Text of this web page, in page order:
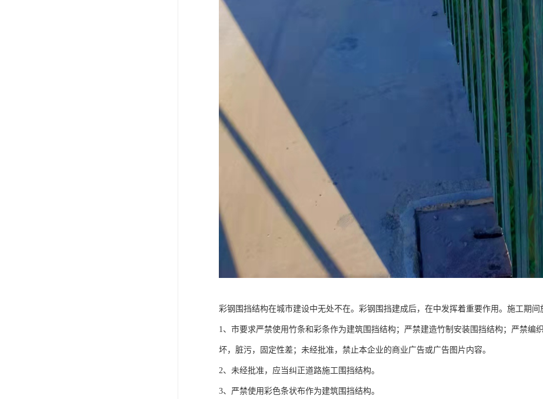
彩钢围挡结构在城市建设中无处不在。彩钢围挡建成后，在中发挥着重要作用。施工期
1、市要求严禁使用竹条和彩条作为建筑围挡结构；严禁建造竹制安装围挡结构；严禁编
坏，脏污，固定性差；未经批准，禁止本企业的商业广告或广告图片内容。
2、未经批准，应当纠正道路施工围挡结构。
3、严禁使用彩色条状布作为建筑围挡结构。